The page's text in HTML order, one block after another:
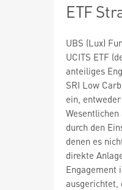
ETF
UBS (Lux)
UCITS ETF
anteiliges
SRI Low
ein,
durch den
denen es
direkte
Engagement
ausgerichtet,